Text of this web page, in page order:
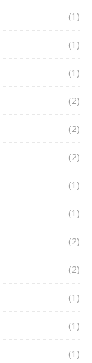
(1)
(1)
(1)
(2)
(2)
(2)
(1)
(1)
(2)
(2)
(1)
(1)
(1)